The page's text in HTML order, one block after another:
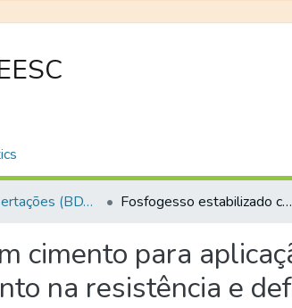
Teses e Dissertações (BDTD USP) Fosfogesso estabilizado com cimento para aplicação na construção rodoviária: a influência do tipo de cimento na resistência e deformabilidade da mistura
cimento para
na resistência e